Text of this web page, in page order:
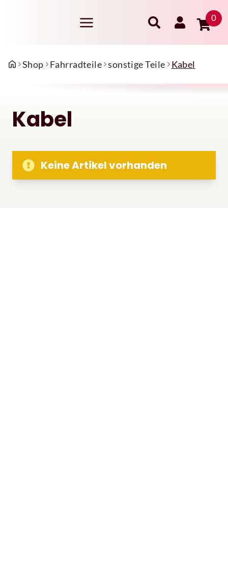
0
Shop Fahrradteile sonstige Teile Kabel
Kabel
Keine Artikel vorhanden